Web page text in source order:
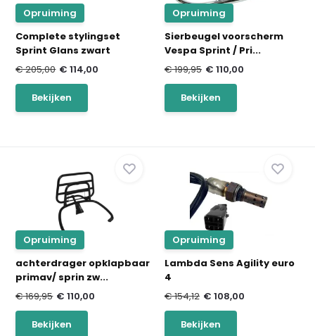
Opruiming
Complete stylingset
Sprint Glans zwart
€ 205,00 € 114,00
Bekijken
Opruiming
Sierbeugel voorscherm
Vespa Sprint / Pri...
€ 199,95 € 110,00
Bekijken
Opruiming
achterdrager opklapbaar
primav/ sprin zw...
€ 169,95 € 110,00
Bekijken
Opruiming
Lambda Sens Agility euro
4
€ 154,12 € 108,00
Bekijken